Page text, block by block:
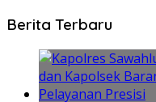
Berita Terbaru